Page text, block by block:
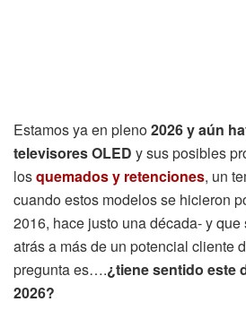
Estamos ya en pleno2026 y aún
televisores OLED y sus posibles
losquemados y retenciones, un
cuando estos modelos se hicieron
2016, hace justo una década- y
atrás a más de un potencial cliente
pregunta es….¿tiene sentido este
2026?